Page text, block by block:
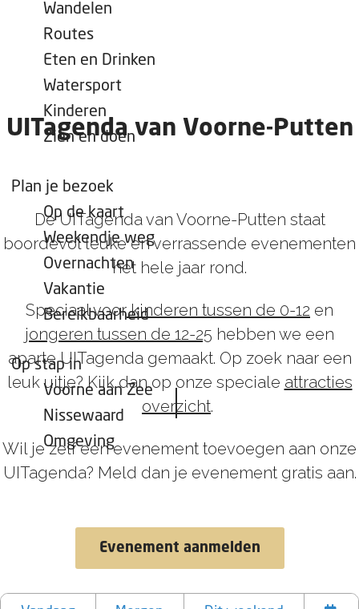
Wandelen
Routes
Eten en Drinken
Watersport
Kinderen
Zien en doen
Plan je bezoek
Op de kaart
Weekendje weg
Overnachten
Vakantie
Bereikbaarheid
Op stap in
Voorne aan Zee
Nissewaard
Omgeving
UITagenda van Voorne-Putten
De UITagenda van Voorne-Putten staat
boordevol leuke en verrassende evenementen
het hele jaar rond.
Speciaal voorkinderen tussen de 0-12 en
jongeren tussen de 12-25 hebben we een
aparte UITagenda gemaakt. Op zoek naar een
leuk uitje? Kijk dan op onze speciale attracties
overzicht.
Wil je zelf een evenement toevoegen aan onze
UITagenda? Meld dan je evenement gratis aan.
Evenement aanmelden
a
ao